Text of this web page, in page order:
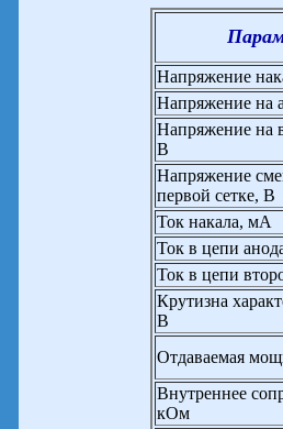
Напряжение
Напряжение на
Напряжение на
В
Напряжение
первой сетке, В
Ток накала, мА
Ток в цепи
Ток в цепи
Крутизна
В
Отдаваемая
Внутреннее
кОм